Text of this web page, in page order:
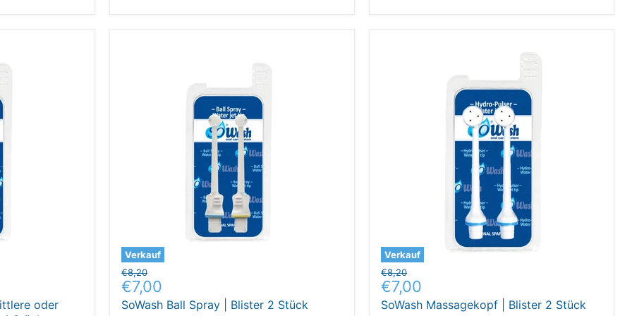
oder
Verkauf
Ursprünglicher
Preis
€8,20
Aktueller
Preis
€7,00
SoWash Ball Spray | Blister 2 Stück
Verkauf
Ursprünglicher
Preis
€8,20
Aktueller
Preis
€7,00
SoWash Massagekopf | Blister 2 Stück